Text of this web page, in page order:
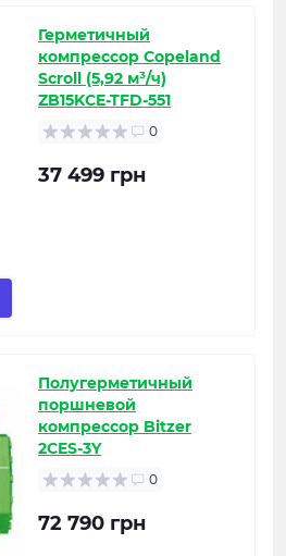
Герметичный
компрессор Copeland
Scroll (5,92 м³/ч)
ZB15KCE-TFD-551
0
37 499 грн
Полугерметичный
поршневой
компрессор Bitzer
2CES-3Y
0
72 790 грн